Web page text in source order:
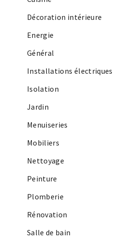
Décoration intérieure
Energie
Général
Installations électriques
Isolation
Jardin
Menuiseries
Mobiliers
Nettoyage
Peinture
Plomberie
Rénovation
Salle de bain